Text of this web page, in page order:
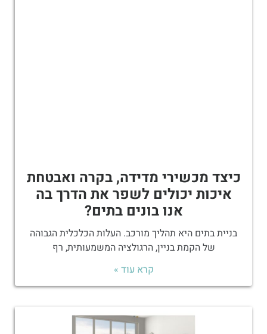
כיצד מכשירי מדידה, בקרה ואבטחת
איכות יכולים לשפר את הדרך בה
אנו בונים בתים?
בניית בתים היא תהליך מורכב. העלות הכלכלית הגבוהה
של הקמת בניין, הרגולציה המשמעותית, רף
קרא עוד »